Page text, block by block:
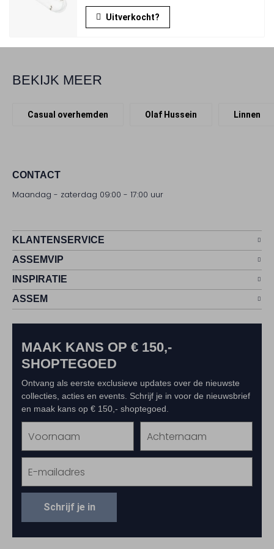
Cookie-instellingen
Uitverkocht?
BEKIJK MEER
Casual overhemden Olaf Hussein Linnen
CONTACT
Maandag - zaterdag 09:00 - 17:00 uur
KLANTENSERVICE
ASSEMVIP
INSPIRATIE
ASSEM
MAAK KANS OP € 150,-
SHOPTEGOED
Ontvang als eerste exclusieve updates over de nieuwste
collecties, acties en events. Schrijf je in voor de nieuwsbrief
en maak kans op € 150,- shoptegoed.
Schrijf je in